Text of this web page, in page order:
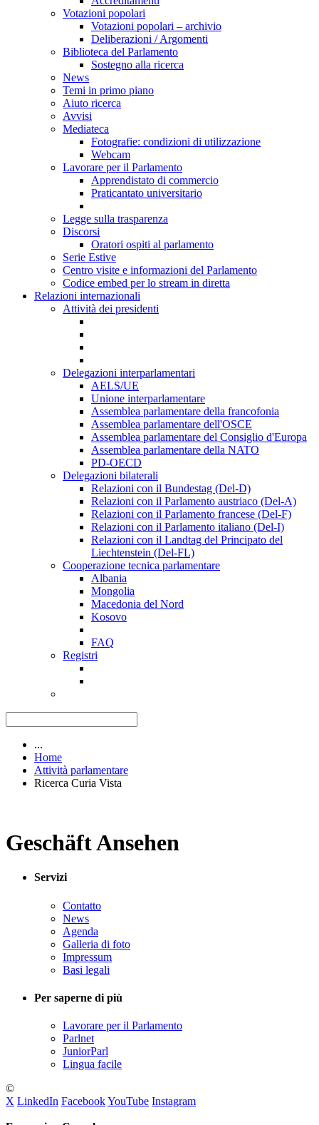
Votazioni popolari
Votazioni popolari – archivio
Deliberazioni / Argomenti
Biblioteca del Parlamento
Sostegno alla ricerca
News
Temi in primo piano
Aiuto ricerca
Avvisi
Mediateca
Fotografie: condizioni di utilizzazione
Webcam
Lavorare per il Parlamento
Apprendistato di commercio
Praticantato universitario
Legge sulla trasparenza
Discorsi
Oratori ospiti al parlamento
Serie Estive
Centro visite e informazioni del Parlamento
Codice embed per lo stream in diretta
Relazioni internazionali
Attività dei presidenti
Delegazioni interparlamentari
AELS/UE
Unione interparlamentare
Assemblea parlamentare della francofonia
Assemblea parlamentare dell'OSCE
Assemblea parlamentare del Consiglio d'Europa
Assemblea parlamentare della NATO
PD-OECD
Delegazioni bilaterali
Relazioni con il Bundestag (Del-D)
Relazioni con il Parlamento austriaco (Del-A)
Relazioni con il Parlamento francese (Del-F)
Relazioni con il Parlamento italiano (Del-I)
Relazioni con il Landtag del Principato del
Liechtenstein (Del-FL)
Cooperazione tecnica parlamentare
Albania
Mongolia
Macedonia del Nord
Kosovo
FAQ
Registri
...
Home
Attività parlamentare
Ricerca Curia Vista
Geschäft Ansehen
Servizi
Contatto
News
Agenda
Galleria di foto
Impressum
Basi legali
Per saperne di più
Lavorare per il Parlamento
Parlnet
JuniorParl
Lingua facile
©
X LinkedIn FacebookYouTube Instagram